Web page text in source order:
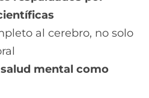
al cerebro, no solo
salud mental como